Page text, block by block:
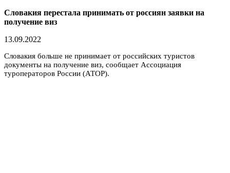
Словакия перестала принимать от россиян заявки на
получение виз
13.09.2022
Словакия больше не принимает от российских туристов
документы на получение виз, сообщает Ассоциация
туроператоров России (АТОР).